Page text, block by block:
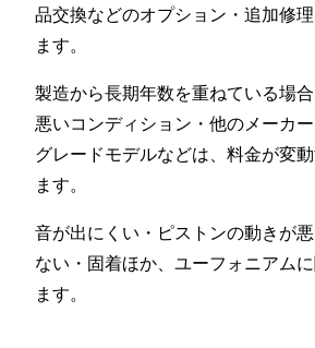
品交換などのオプション・追加修
ます。
製造から長期年数を重ねている場
悪いコンディション・他のメーカ
グレードモデルなどは、料金が変
ます。
音が出にくい・ピストンの動きが
ない・固着ほか、ユーフォニアム
ます。